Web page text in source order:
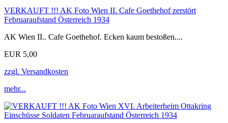
VERKAUFT !!! AK Foto Wien II. Cafe Goethehof zerstört
Februaraufstand Österreich 1934
AK Wien II.. Cafe Goethehof. Ecken kaum bestoßen....
EUR 5,00
zzgl. Versandkosten
mehr...